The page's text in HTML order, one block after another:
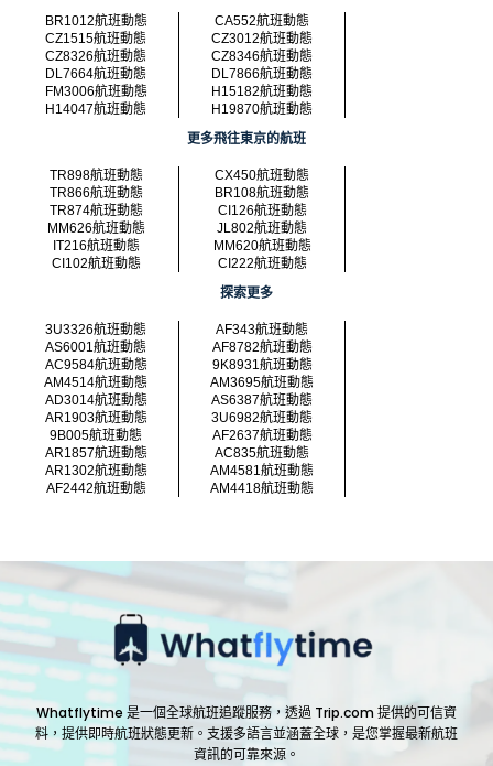
BR1012航班動態
CA552航班動態
CZ1515航班動態
CZ3012航班動態
CZ8326航班動態
CZ8346航班動態
DL7664航班動態
DL7866航班動態
FM3006航班動態
H15182航班動態
H14047航班動態
H19870航班動態
更多飛往東京的航班
TR898航班動態
CX450航班動態
TR866航班動態
BR108航班動態
TR874航班動態
CI126航班動態
MM626航班動態
JL802航班動態
IT216航班動態
MM620航班動態
CI102航班動態
CI222航班動態
探索更多
3U3326航班動態
AF343航班動態
AS6001航班動態
AF8782航班動態
AC9584航班動態
9K8931航班動態
AM4514航班動態
AM3695航班動態
AD3014航班動態
AS6387航班動態
AR1903航班動態
3U6982航班動態
9B005航班動態
AF2637航班動態
AR1857航班動態
AC835航班動態
AR1302航班動態
AM4581航班動態
AF2442航班動態
AM4418航班動態
Whatflytime 是一個全球航班追蹤服務，透過 Trip.com 提供的可信資
料，提供即時航班狀態更新。支援多語言並涵蓋全球，是您掌握最新航班
資訊的可靠來源。